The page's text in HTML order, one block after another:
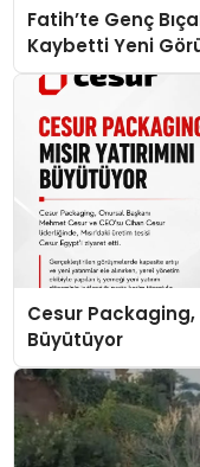
Fatih’te Genç
Kaybetti Yeni
Cesur Packaging,
Büyütüyor